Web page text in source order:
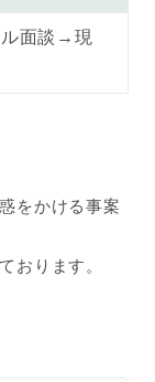
面談→現
をかける事案
おります。